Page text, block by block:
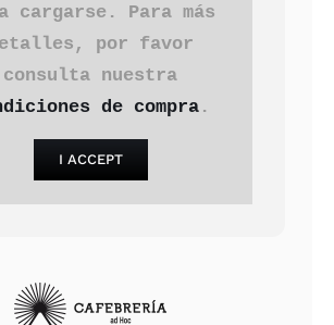
cargarse. Para más
por favor
consulta nuestra
de compra .
I ACCEPT